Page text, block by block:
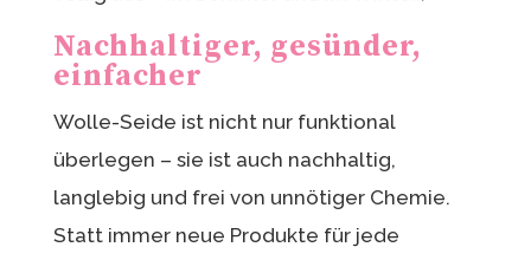
Nachhaltiger, gesünder,
einfacher
Wolle-Seide ist nicht nur funktional
überlegen – sie ist auch nachhaltig,
langlebig und frei von unnötiger Chemie.
Statt immer neue Produkte für jede